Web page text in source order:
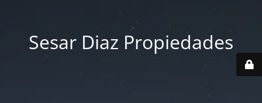
Sesar Diaz Propiedades